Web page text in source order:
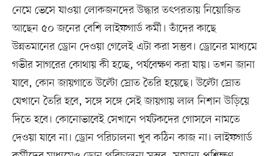
নেমে ভেসে যাওয়া লোকজনদের উদ্ধার তৎপরতায় নিয়োজিত
আছেন ৫০ জনের বেশি লাইফগার্ড কর্মী। তাঁদের কাছে
উন্নতমানের ড্রোন দেওয়া গেলেই এটা করা সম্ভব। ড্রোনের মাধ্যমে
গভীর সাগরের কোথায় কী হচ্ছে, পর্যবেক্ষণ করা যায়। তখন জানা
যাবে, কোন জায়গাতে উল্টো স্রোত তৈরি হয়েছে। উল্টো স্রোত
যেখানে তৈরি হবে, সঙ্গে সঙ্গে সেই জায়গায় লাল নিশান উড়িয়ে
দিতে হবে। কোনোভাবেই সেখানে পর্যটকদের গোসলে নামতে
দেওয়া যাবে না। ড্রোন পরিচালনা খুব কঠিন কাজ না। লাইফগার্ড